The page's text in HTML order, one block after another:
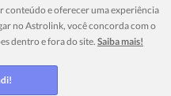
orbe
Júpiter
8.27%
8.27%
8.24%
8.08%
conteúdo e oferecer uma experiência
no Astrolink, você concorda com o
dentro e fora do site. Saiba mais!